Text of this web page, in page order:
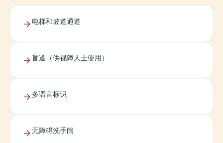
电梯和坡道通道
盲道（供视障人士使用）
多语言标识
无障碍洗手间